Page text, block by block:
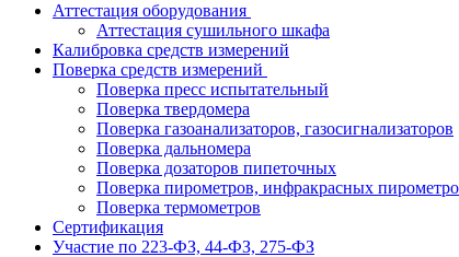
Аттестация оборудования
Аттестация сушильного шкафа
Калибровка средств измерений
Поверка средств измерений
Поверка пресс испытательный
Поверка твердомера
Поверка газоанализаторов, газосигнализаторов
Поверка дальномера
Поверка дозаторов пипеточных
Поверка пирометров, инфракрасных
Поверка термометров
Сертификация
Участие по 223-ФЗ, 44-ФЗ, 275-ФЗ